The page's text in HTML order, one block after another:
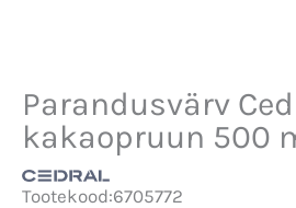
Parandusvärv
kakaopruun 500
Tootekood:6705772